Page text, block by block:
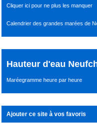
Cliquer ici pour ne plus les manquer
Calendrier des grandes marées de
Hauteur d'eau
Maréegramme heure par heure
Ajouter ce site à vos favoris